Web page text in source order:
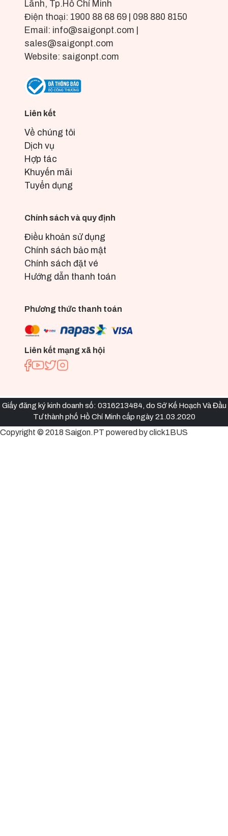
Lãnh, Tp.Hồ Chí Minh
Điện thoại: 1900 88 68 69 | 098 880 8150
Email: info@saigonpt.com |
sales@saigonpt.com
Website: saigonpt.com
Liên kết
Về chúng tôi
Dịch vụ
Hợp tác
Khuyến mãi
Tuyển dụng
Chính sách và quy định
Điều khoản sử dụng
Chính sách bảo mật
Chính sách đặt vé
Hướng dẫn thanh toán
Phương thức thanh toán
Liên kết mạng xã hội
Giấy đăng ký kinh doanh số: 0316213484, do Sở Kế Hoạch Và Đầu
Tư thành phố Hồ Chí Minh cấp ngày 21.03.2020
Copyright © 2018 Saigon.PT powered by click1BUS